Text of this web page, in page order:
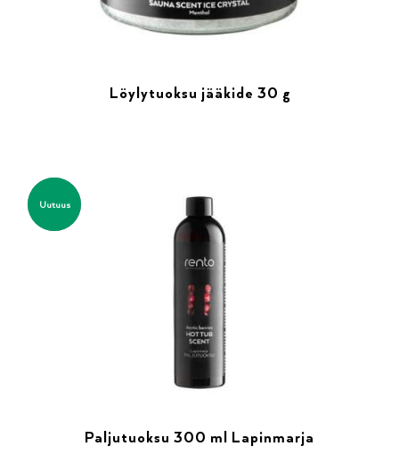
Löylytuoksu jääkide 30 g
Uutuus
Paljutuoksu 300 ml Lapinmarja